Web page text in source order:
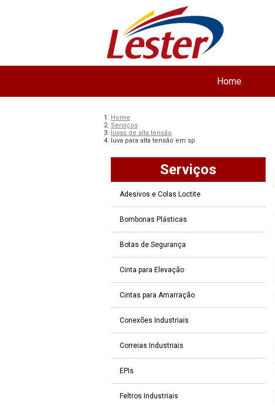
Home
Home
Serviços
luvas de alta tensão
luva para alta tensão em sp
Serviços
Adesivos e Colas Loctite
Bombonas Plásticas
Botas de Segurança
Cinta para Elevação
Cintas para Amarração
Conexões Industriais
Correias Industriais
EPIs
Feltros Industriais